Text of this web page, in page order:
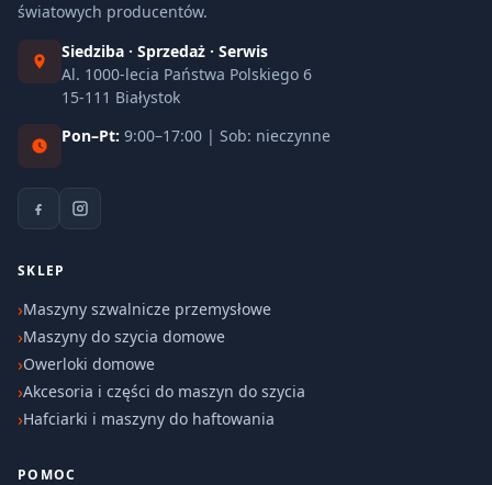
światowych producentów.
Siedziba · Sprzedaż · Serwis
Al. 1000-lecia Państwa Polskiego 6
15-111 Białystok
Pon–Pt: 9:00–17:00 | Sob: nieczynne
SKLEP
Maszyny szwalnicze przemysłowe
Maszyny do szycia domowe
Owerloki domowe
Akcesoria i części do maszyn do szycia
Hafciarki i maszyny do haftowania
POMOC